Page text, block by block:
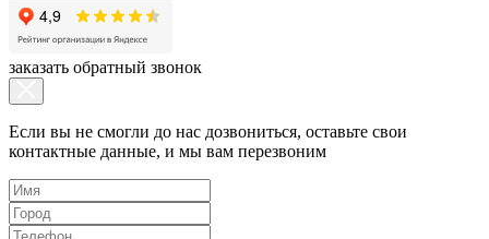
заказать обратный звонок
Если вы не смогли до нас дозвониться, оставьте свои
контактные данные, и мы вам перезвоним